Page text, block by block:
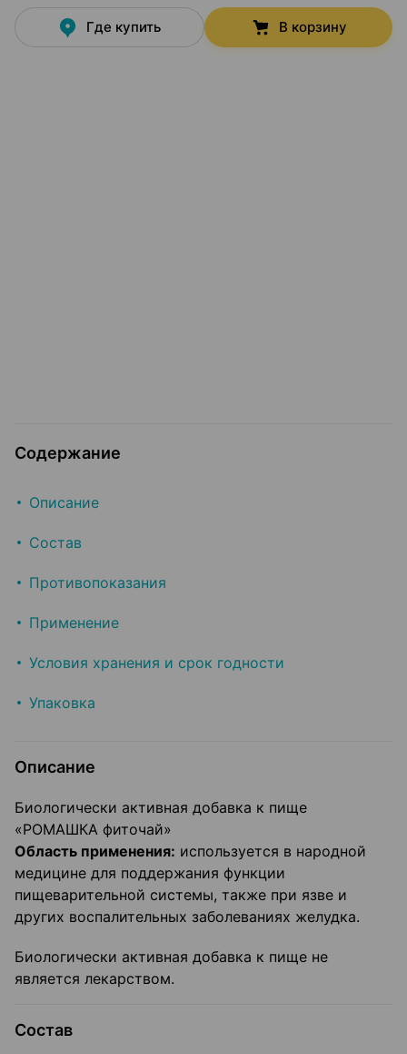
Где купить В корзину
Содержание
Описание
Состав
Противопоказания
Применение
Условия хранения и срок годности
Упаковка
Описание
Биологически активная добавка к пище
«РОМАШКА фиточай»
Область применения: используется в народной
медицине для поддержания функции
пищеварительной системы, также при язве и
других воспалительных заболеваниях желудка.
Биологически активная добавка к пище не
является лекарством.
Состав